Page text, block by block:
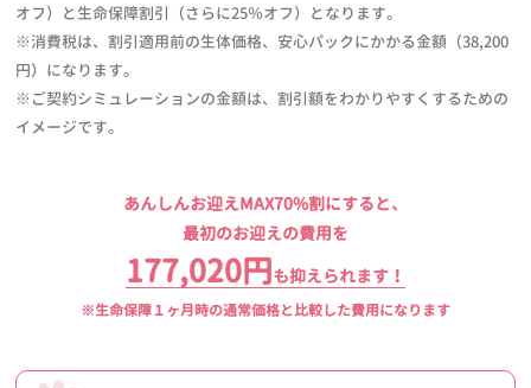
オフ）と生命保障割引（さらに25％オフ）となります。
※消費税は、割引適用前の生体価格、安心パックにかかる金額（38,200
円）になります。
※ご契約シミュレーションの金額は、割引額をわかりやすくするための
イメージです。
あんしんお迎えMAX70%割にすると、
最初のお迎えの費用を
177,020円も抑えられます！
※生命保障１ヶ月時の通常価格と比較した費用になります